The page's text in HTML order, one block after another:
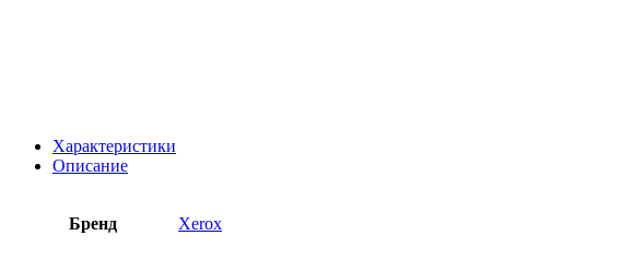
Характеристики
Описание
Бренд Xerox